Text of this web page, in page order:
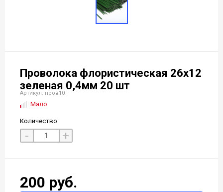
Проволока флористическая 26х12
зеленая 0,4мм 20 шт
Артикул: пров10
Мало
Количество
- +
200 руб.